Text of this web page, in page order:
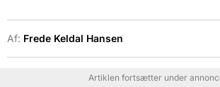
Af: Frede Keldal Hansen
Artiklen fortsætter under